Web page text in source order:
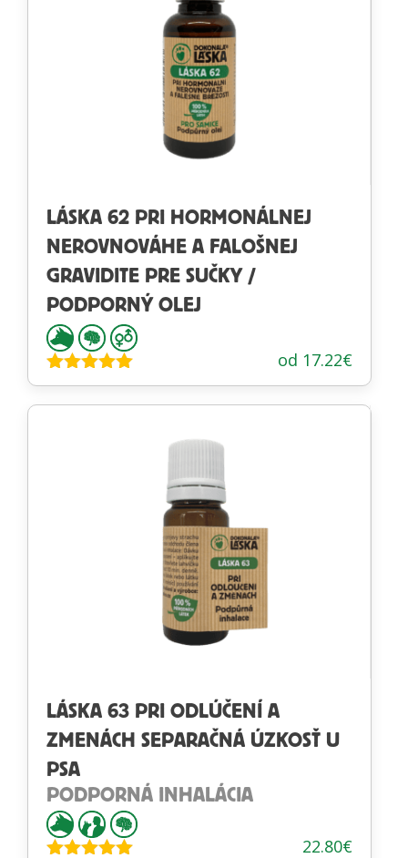
LÁSKA 62 PRI HORMONÁLNEJ
NEROVNOVÁHE A FALOŠNEJ
GRAVIDITE PRE SUČKY /
PODPORNÝ OLEJ
Hodnotenie
5.00z 5
od 17.22€
LÁSKA 63 PRI ODLÚČENÍ A
ZMENÁCH SEPARAČNÁ ÚZKOSŤ U
PSA
PODPORNÁ INHALÁCIA
22.80€